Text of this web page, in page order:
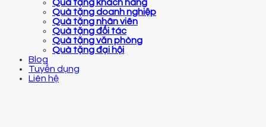
Quà tặng khách hàng
Quà tặng doanh nghiệp
Quà tặng nhân viên
Quà tặng đối tác
Quà tặng văn phòng
Quà tặng đại hội
Blog
Tuyển dụng
Liên hệ